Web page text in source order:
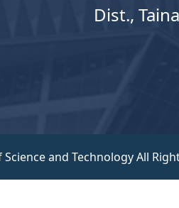
Dist.,
and Technology All